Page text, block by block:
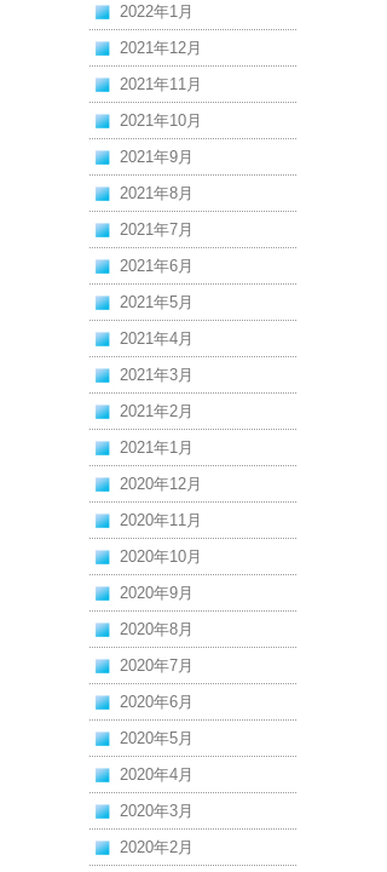
2022年1月
2021年12月
2021年11月
2021年10月
2021年9月
2021年8月
2021年7月
2021年6月
2021年5月
2021年4月
2021年3月
2021年2月
2021年1月
2020年12月
2020年11月
2020年10月
2020年9月
2020年8月
2020年7月
2020年6月
2020年5月
2020年4月
2020年3月
2020年2月